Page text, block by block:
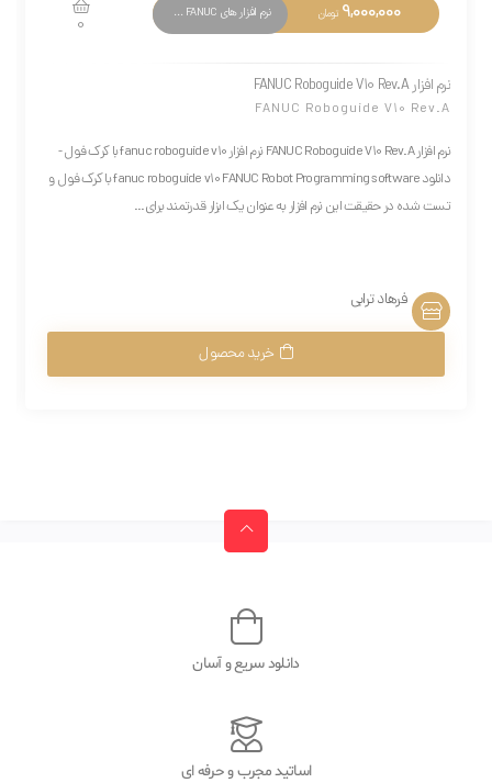
9,000,000 تومان نرم افزار های PLC FANUC
0
نرم افزار FANUC Roboguide V10 Rev.A
FANUC Roboguide V10 Rev.A
نرم افزار FANUC Roboguide V10 Rev.A نرم افزار fanuc roboguide v10 با کرک فول -
دانلود fanuc roboguide v10 FANUC Robot Programming software با کرک فول و
تست شده در حقیقت این نرم افزار به عنوان یک ابزار قدرتمند برای...
فرهاد ترابی
خرید محصول
دانلود سریع و آسان
اساتید مجرب و حرفه ای